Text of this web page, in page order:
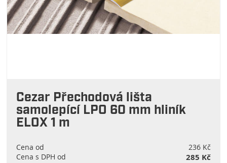
Cezar Přechodová lišta
samolepící LPO 60 mm hliník
ELOX 1 m
Cena od
236 Kč
Cena s DPH od
285 Kč